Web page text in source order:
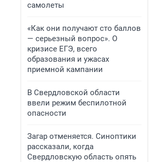
самолеты
«Как они получают сто баллов
— серьезный вопрос». О
кризисе ЕГЭ, всего
образования и ужасах
приемной кампании
В Свердловской области
ввели режим беспилотной
опасности
Загар отменяется. Синоптики
рассказали, когда
Свердловскую область опять